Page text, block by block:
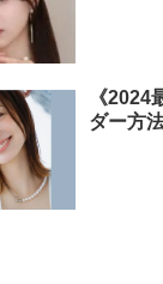
《
ダー方